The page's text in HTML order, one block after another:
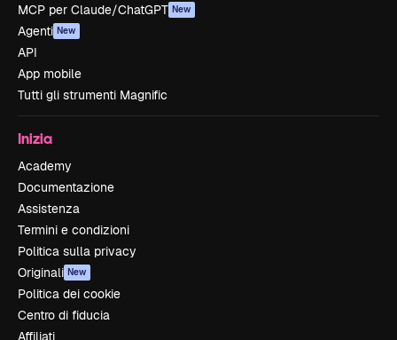
MCP per Claude/ChatGPT New
Agenti New
API
App mobile
Tutti gli strumenti Magnific
Inizia
Academy
Documentazione
Assistenza
Termini e condizioni
Politica sulla privacy
Originali New
Politica dei cookie
Centro di fiducia
Affiliati